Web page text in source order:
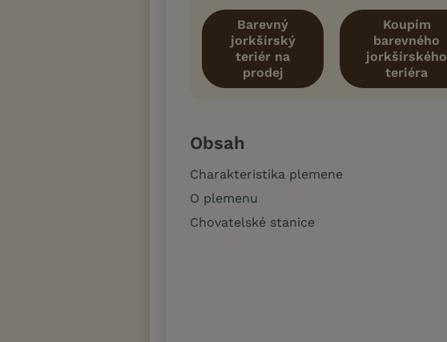
Barevný
jorkšírský
teriér na
prodej
Koupím
barevného
jorkšírského
teriéra
Obsah
Charakteristika plemene
O plemenu
Chovatelské stanice